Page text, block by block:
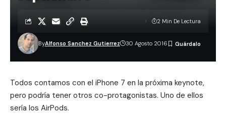
ByAlfonso Sanchez Gutierrez 30 Agosto 2016
2 Min De Lectura
Todos contamos con el iPhone 7 en la próxima keynote,
pero podría tener otros co-protagonistas. Uno de ellos
sería los AirPods.